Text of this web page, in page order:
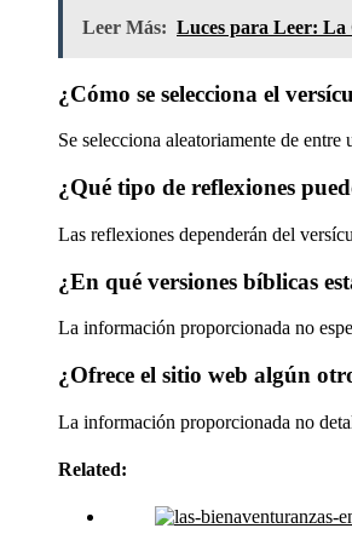
Leer Más: Luces para Leer: La
¿Cómo se selecciona el
Se selecciona aleatoriamente de
¿Qué tipo de reflexiones
Las reflexiones dependerán del
¿En qué versiones bíblicas
La información proporcionada no
¿Ofrece el sitio web algún
La información proporcionada no
Related: